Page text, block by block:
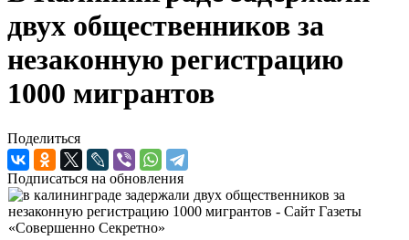
двух общественников за
незаконную регистрацию
1000 мигрантов
Поделиться
Подписаться на обновления